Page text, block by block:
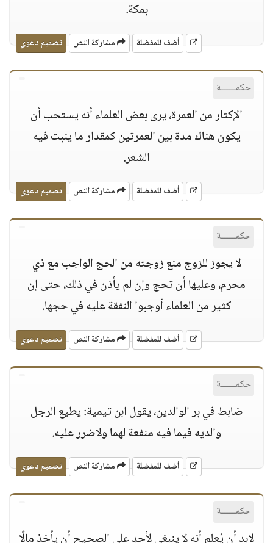
بمكة.
أضف للمفضلة مشاركة النص تصميم دعوي
حكمــــــة
الإكثار من العمرة، ‏يرى بعض العلماء أنه يستحب أن
يكون هناك مدة بين العمرتين كمقدار ما ينبت فيه
الشعر.
أضف للمفضلة مشاركة النص تصميم دعوي
حكمــــــة
لا يجوز للزوج منع زوجته من الحج الواجب مع ذي
محرم، وعليها أن تحج وإن لم يأذن في ذلك، حتى إن
كثير من العلماء أوجبوا النفقة عليه في حجها.
أضف للمفضلة مشاركة النص تصميم دعوي
حكمــــــة
ضابط في بر الوالدين، يقول ابن تيمية: يطيع الرجل
والديه فيما فيه منفعة لهما ولاضرر عليه.
أضف للمفضلة مشاركة النص تصميم دعوي
حكمــــــة